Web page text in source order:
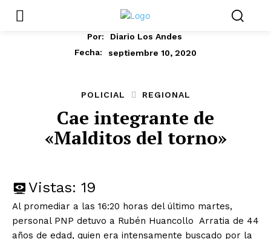
Por:
Diario Los Andes
Fecha:
septiembre 10, 2020
POLICIAL REGIONAL
Cae integrante de
«Malditos del torno»
Vistas: 19
Al promediar a las 16:20 horas del último martes,
personal PNP detuvo a Rubén Huancollo Arratia de 44
años de edad, quien era intensamente buscado por la